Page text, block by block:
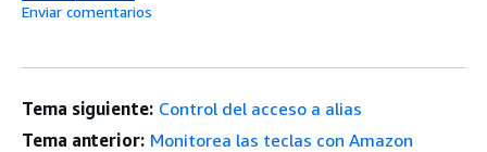
Enviar comentarios
Tema siguiente: Control del acceso a alias
Tema anterior: Monitorea las teclas con Amazon